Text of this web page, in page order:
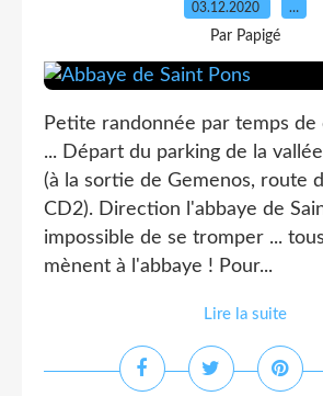
03.12.2020 …
Par Papigé
Petite randonnée par temps
... Départ du parking de la
(à la sortie de Gemenos, route
CD2). Direction l'abbaye de
impossible de se tromper ...
mènent à l'abbaye ! Pour...
Lire la suite